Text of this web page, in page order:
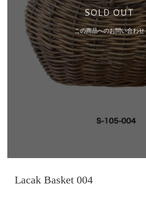
SOLD OUT
この商品へのお問い合わせ
Lacak Basket 004